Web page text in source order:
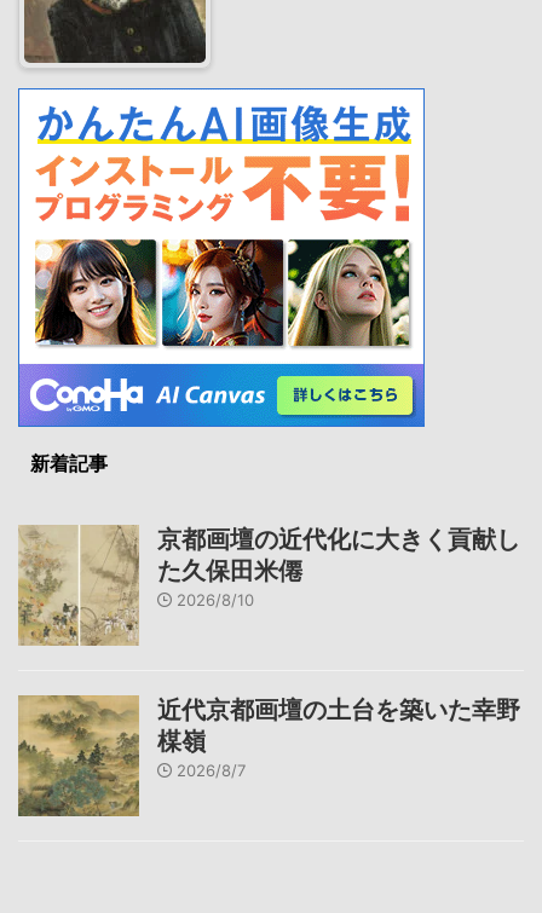
新着記事
京都画壇の近代化に大きく貢献し
た久保田米僊
2026/8/10
近代京都画壇の土台を築いた幸野
楳嶺
2026/8/7